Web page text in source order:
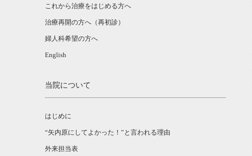
これから治療をはじめる方へ
治療再開の方へ（再初診）
婦人科希望の方へ
English
当院について
はじめに
“矢内原にしてよかった！”と言われる理由
外来担当表